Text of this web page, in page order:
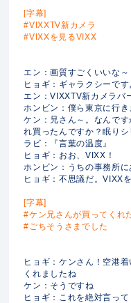
[字幕]
#VIXXTV新カメラ
#VIXXを見るVIXX
エン：画質すごくいいな～
ヒョギ：ギャラクシーです
エン：VIXXTV新カメラバ
ホンビン：僕ら東京に行
ケン：兄さん～。なんで
れ買ったんですか？眠り
ラビ：『言葉の温度』
ヒョギ：おお、VIXX！
ホンビン：うちの事務所
ヒョギ：不思議だ。VIXX
[字幕]
#ケン兄さんが買ってくれ
#ごちそうさまでした
ヒョギ：ケンさん！空港
くれましたね
ケン：そうですね
ヒョギ：これを絶対言っ